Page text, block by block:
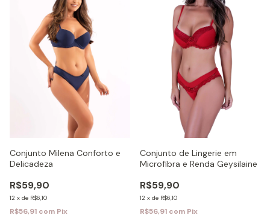
Conjunto Milena Conforto e
Delicadeza
R$59,90
12 x de R$6,10
R$56,91 com Pix
Conjunto de Lingerie em
Microfibra e Renda Geysilaine
R$59,90
12 x de R$6,10
R$56,91 com Pix